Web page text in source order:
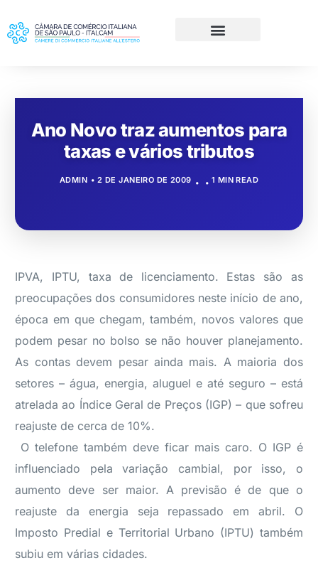
Ano Novo traz aumentos para
taxas e vários tributos
ADMIN 2 DE JANEIRO DE 2009 1 MIN READ
IPVA, IPTU, taxa de licenciamento. Estas são as
preocupações dos consumidores neste início de ano,
época em que chegam, também, novos valores que
podem pesar no bolso se não houver planejamento.
As contas devem pesar ainda mais. A maioria dos
setores – água, energia, aluguel e até seguro – está
atrelada ao Índice Geral de Preços (IGP) – que sofreu
reajuste de cerca de 10%.
O telefone também deve ficar mais caro. O IGP é
influenciado pela variação cambial, por isso, o
aumento deve ser maior. A previsão é de que o
reajuste da energia seja repassado em abril. O
Imposto Predial e Territorial Urbano (IPTU) também
subiu em várias cidades.